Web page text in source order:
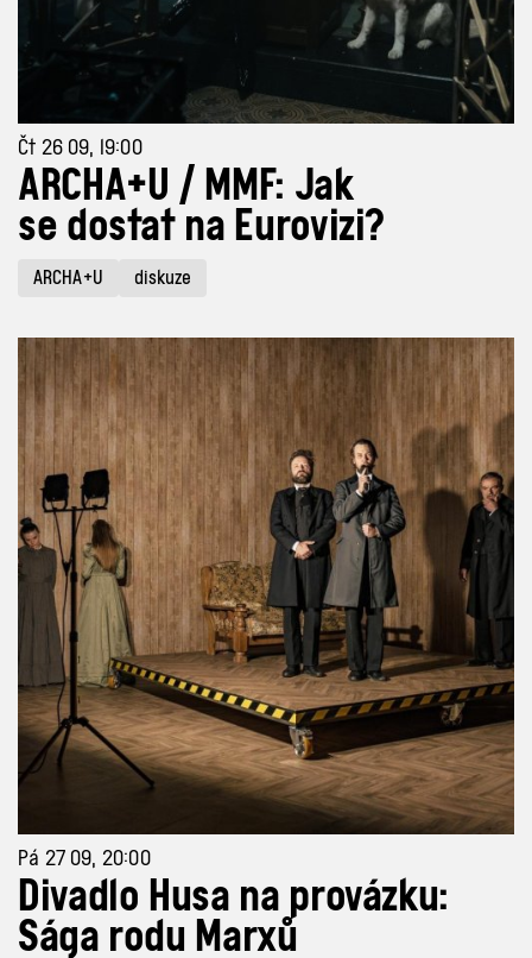
Čt 26 09, 19:00
ARCHA+U / MMF: Jak
se dostat na Eurovizi?
ARCHA+U diskuze
Pá 27 09, 20:00
Divadlo Husa na provázku:
Sága rodu Marxů